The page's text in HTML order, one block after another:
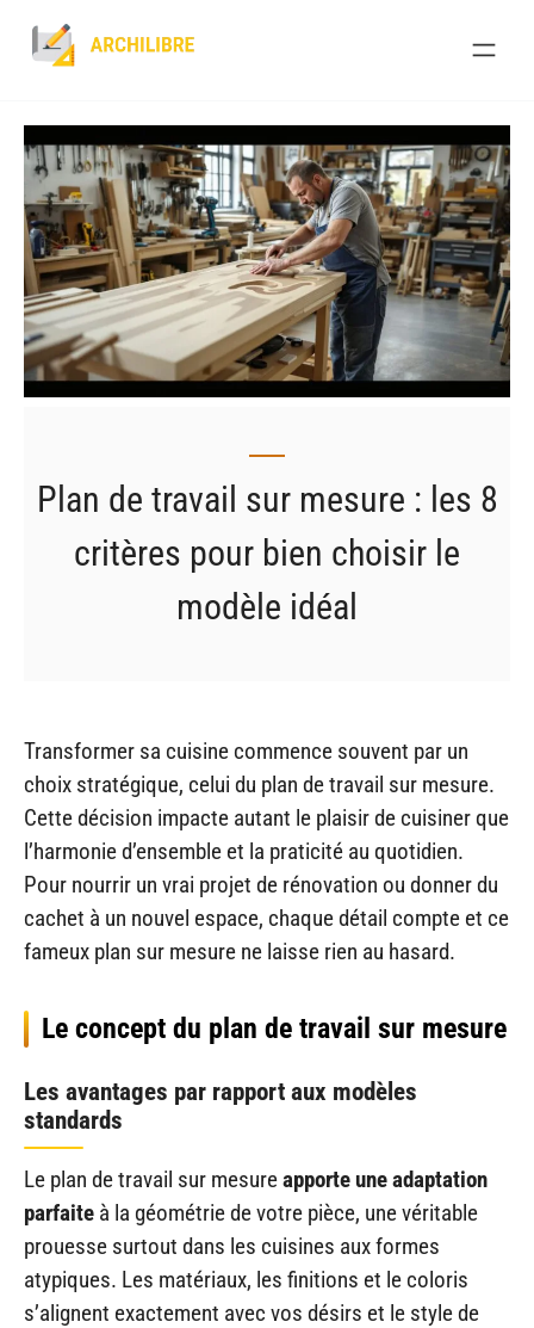
Plan de travail sur mesure : les 8
critères pour bien choisir le
modèle idéal
Transformer sa cuisine commence souvent par un
choix stratégique, celui du plan de travail sur mesure.
Cette décision impacte autant le plaisir de cuisiner que
l’harmonie d’ensemble et la praticité au quotidien.
Pour nourrir un vrai projet de rénovation ou donner du
cachet à un nouvel espace, chaque détail compte et ce
fameux plan sur mesure ne laisse rien au hasard.
Le concept du plan de travail sur mesure
Les avantages par rapport aux modèles
standards
Le plan de travail sur mesureapporte une adaptation
parfaite à la géométrie de votre pièce, une véritable
prouesse surtout dans les cuisines aux formes
atypiques. Les matériaux, les finitions et le coloris
s’alignent exactement avec vos désirs et le style de